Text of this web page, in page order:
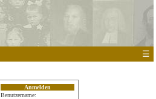
☰
Anmelden
Benutzername: